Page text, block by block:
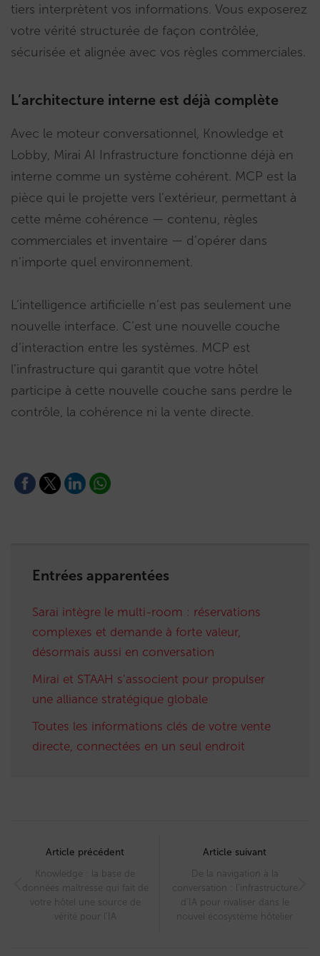
tiers interprètent vos informations. Vous exposerez
votre vérité structurée de façon contrôlée,
sécurisée et alignée avec vos règles commerciales.
L’architecture interne est déjà complète
Avec le moteur conversationnel, Knowledge et
Lobby, Mirai AI Infrastructure fonctionne déjà en
interne comme un système cohérent. MCP est la
pièce qui le projette vers l’extérieur, permettant à
cette même cohérence — contenu, règles
commerciales et inventaire — d’opérer dans
n’importe quel environnement.
L’intelligence artificielle n’est pas seulement une
nouvelle interface. C’est une nouvelle couche
d’interaction entre les systèmes. MCP est
l’infrastructure qui garantit que votre hôtel
participe à cette nouvelle couche sans perdre le
contrôle, la cohérence ni la vente directe.
Entrées apparentées
Sarai intègre le multi-room : réservations
complexes et demande à forte valeur,
désormais aussi en conversation
Mirai et STAAH s’associent pour propulser
une alliance stratégique globale
Toutes les informations clés de votre vente
directe, connectées en un seul endroit
navigation
Article précédent
Knowledge : la base de
données maîtresse qui fait de
votre hôtel une source de
vérité pour l’IA
Article suivant
De la navigation à la
conversation : l’infrastructure
d’IA pour rivaliser dans le
nouvel écosystème hôtelier